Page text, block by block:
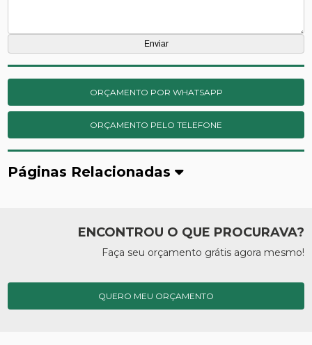
ORÇAMENTO POR WHATSAPP
ORÇAMENTO PELO TELEFONE
Páginas Relacionadas
ENCONTROU O QUE PROCURAVA?
Faça seu orçamento grátis agora mesmo!
QUERO MEU ORÇAMENTO